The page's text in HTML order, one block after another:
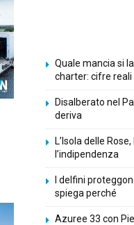
Quale mancia si
charter: cifre
Disalberato nel
deriva
L’Isola delle
l’indipendenza
I delfini
spiega perché
Azuree 33 con